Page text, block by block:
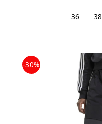
36 38
-30%